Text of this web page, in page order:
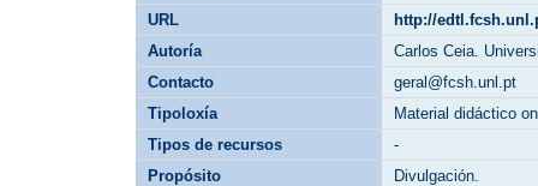
URL
http://
Autoría
Carlos Ceia.
Contacto
geral@fcsh.unl.pt
Tipoloxía
Material didáctico
Tipos de recursos
-
Propósito
Divulgación.